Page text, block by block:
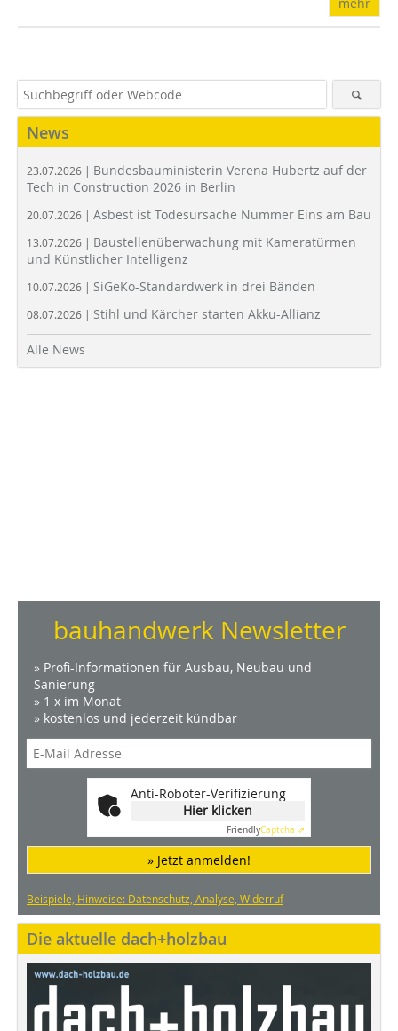
mehr
News
23.07.2026 | Bundesbauministerin Verena Hubertz auf der
Tech in Construction 2026 in Berlin
20.07.2026 | Asbest ist Todesursache Nummer Eins am Bau
13.07.2026 | Baustellenüberwachung mit Kameratürmen
und Künstlicher Intelligenz
10.07.2026 | SiGeKo-Standardwerk in drei Bänden
08.07.2026 | Stihl und Kärcher starten Akku-Allianz
Alle News
bauhandwerk Newsletter
» Profi-Informationen für Ausbau, Neubau und
Sanierung
» 1 x im Monat
» kostenlos und jederzeit kündbar
Anti-Roboter-Verifizierung
Hier klicken
FriendlyCaptcha ⇗
» Jetzt anmelden!
Beispiele, Hinweise: Datenschutz, Analyse, Widerruf
Die aktuelle dach+holzbau